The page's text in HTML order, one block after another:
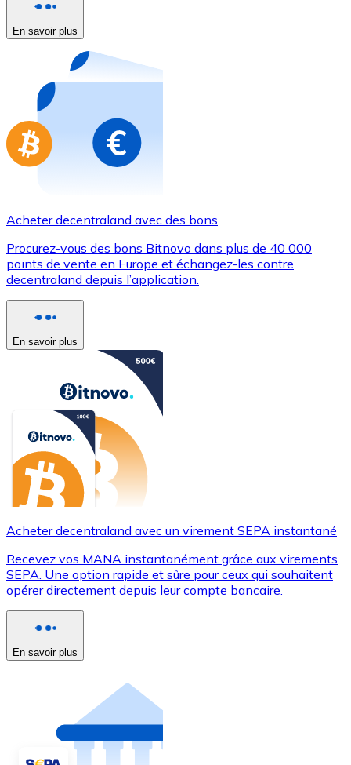
Nouveau
Achetez des cartes-cadeaux de vos marques
Aller à la boutique de cartes-cadeaux
En savoir plus
Acheter decentraland avec des bons
Procurez-vous des bons Bitnovo dans plus de 40 000
points de vente en Europe et échangez-les contre
decentraland depuis l’application.
En savoir plus
Acheter decentraland avec un virement SEPA instantané
Recevez vos MANA instantanément grâce aux virements
SEPA. Une option rapide et sûre pour ceux qui souhaitent
opérer directement depuis leur compte bancaire.
En savoir plus